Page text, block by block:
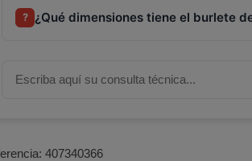
? ¿Qué dimensiones tiene el burlete
407340366